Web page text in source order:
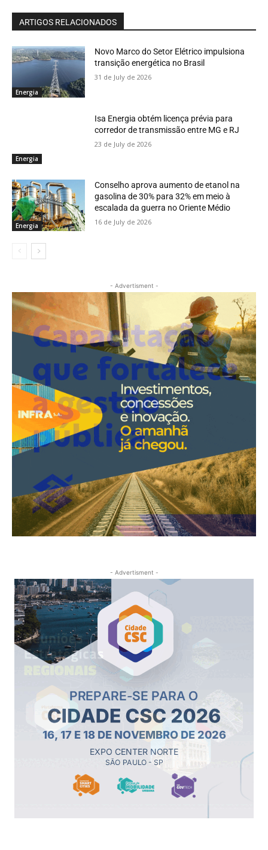
ARTIGOS RELACIONADOS
Energia
Novo Marco do Setor Elétrico impulsiona
transição energética no Brasil
31 de July de 2026
Energia
Isa Energia obtém licença prévia para
corredor de transmissão entre MG e RJ
23 de July de 2026
Energia
Conselho aprova aumento de etanol na
gasolina de 30% para 32% em meio à
escalada da guerra no Oriente Médio
16 de July de 2026
- Advertisment -
- Advertisment -